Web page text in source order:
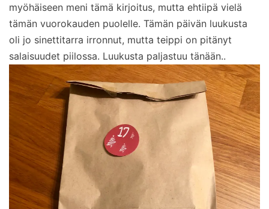
myöhäiseen meni tämä kirjoitus, mutta ehtiipä vielä
tämän vuorokauden puolelle. Tämän päivän luukusta
oli jo sinettitarra irronnut, mutta teippi on pitänyt
salaisuudet piilossa. Luukusta paljastuu tänään..